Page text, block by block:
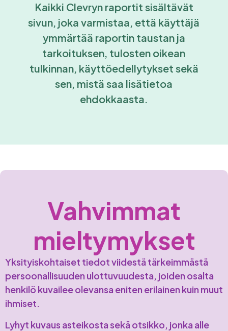
Kaikki Clevryn raportit sisältävät
sivun, joka varmistaa, että käyttäjä
ymmärtää raportin taustan ja
tarkoituksen, tulosten oikean
tulkinnan, käyttöedellytykset sekä
sen, mistä saa lisätietoa
ehdokkaasta.
Vahvimmat
mieltymykset
Yksityiskohtaiset tiedot viidestä tärkeimmästä
persoonallisuuden ulottuvuudesta, joiden osalta
henkilö kuvailee olevansa eniten erilainen kuin muut
ihmiset.
Lyhyt kuvaus asteikosta sekä otsikko, jonka alle